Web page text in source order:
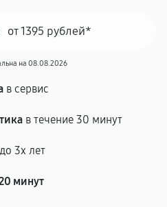
от 1395 рублей*
на 08.08.2026
в сервис
в течение 30 минут
3х лет
минут